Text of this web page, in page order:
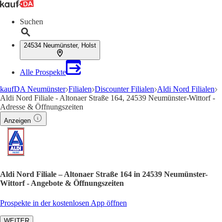
Suchen
24534 Neumünster, Holst
Alle Prospekte
kaufDA Neumünster Filialen Discounter Filialen Aldi Nord Filialen
Aldi Nord Filiale - Altonaer Straße 164, 24539 Neumünster-Wittorf -
Adresse & Öffnungszeiten
Anzeigen
Aldi Nord Filiale – Altonaer Straße 164 in 24539 Neumünster-
Wittorf - Angebote & Öffnungszeiten
Prospekte in der kostenlosen App öffnen